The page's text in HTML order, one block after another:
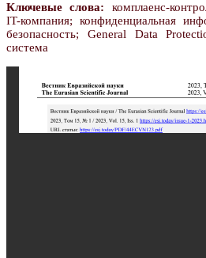
Ключевые слова: комплаенс-
IT-компания; конфиденциальная
безопасность; General Data
система